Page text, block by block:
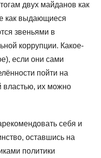
двух майданов как
как выдающиеся
звеньями в
коррупции. Какое-
если они сами
пойти на
властью, их можно
себя и
оставшись на
политики